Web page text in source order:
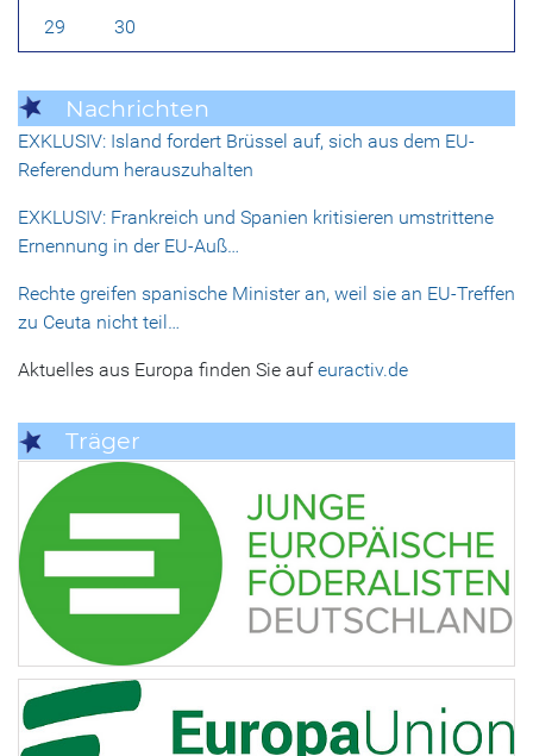
29 30
Nachrichten
EXKLUSIV: Island fordert Brüssel auf, sich aus dem EU-
Referendum herauszuhalten
EXKLUSIV: Frankreich und Spanien kritisieren umstrittene
Ernennung in der EU-Auß…
Rechte greifen spanische Minister an, weil sie an EU-Treffen
zu Ceuta nicht teil…
Aktuelles aus Europa finden Sie aufeuractiv.de
Träger